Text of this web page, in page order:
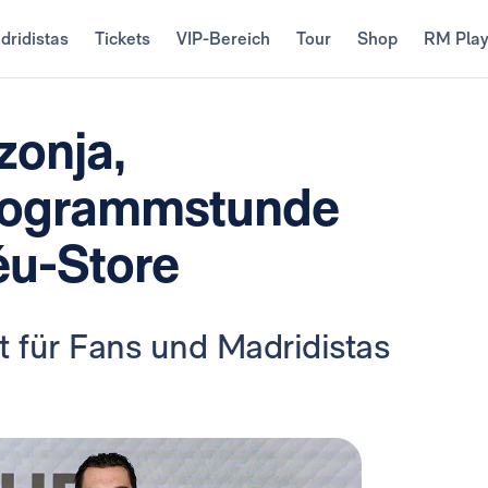
Tickets VIP-Bereich Tour Shop RM Play
Store
für Fans und Madridistas